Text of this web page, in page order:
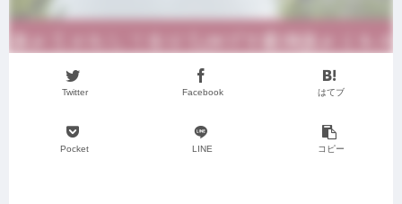
Twitter Facebook はてブ
Pocket LINE コピー